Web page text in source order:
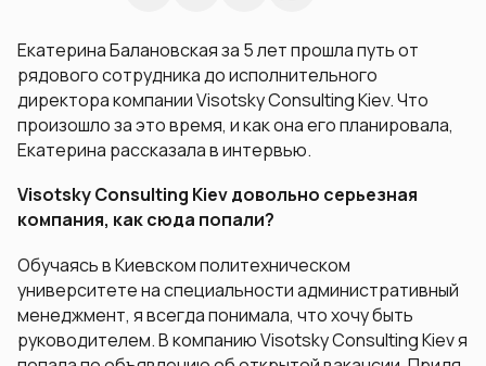
Екатерина Балановская за 5 лет прошла путь от
рядового сотрудника до исполнительного
директора компании Visotsky Consulting Kiev. Что
произошло за это время, и как она его планировала,
Екатерина рассказала в интервью.
Visotsky Consulting Kiev довольно серьезная
компания, как сюда попали?
Обучаясь в Киевском политехническом
университете на специальности административный
менеджмент, я всегда понимала, что хочу быть
руководителем. В компанию Visotsky Consulting Kiev я